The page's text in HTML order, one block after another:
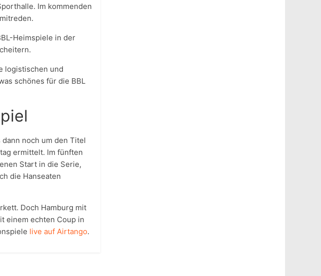
Im kommenden
Heimspiele in der
logistischen und
schönes für die BBL
noch um den Titel
ermittelt. Im fünften
Start in die Serie,
die Hanseaten
Doch Hamburg mit
einem echten Coup in
live auf Airtango.